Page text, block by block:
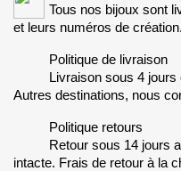
Tous nos bijoux sont
et leurs numéros de
Politique de livraison
Livraison sous 4
Autres destinations, nous
Politique retours
Retour sous 14 jours
intacte. Frais de retour à la